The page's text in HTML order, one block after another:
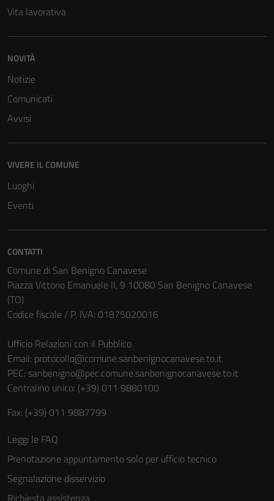
Vita lavorativa
NOVITÀ
Notizie
Comunicati
Avvisi
VIVERE IL COMUNE
Luoghi
Eventi
CONTATTI
Comune di San Benigno Canavese
Piazza Vittorio Emanuele II, 9 10080 San Benigno Canavese
(TO)
Codice fiscale / P. IVA: 01875020016
Ufficio Relazioni con il Pubblico
Email: protocollo@comune.sanbenignocanavese.to.it
PEC: sanbenigno@pec.comune.sanbenignocanavese.to.it
Centralino unico: (+39) 011 9880100
Fax: (+39) 011 9887799
Leggi le FAQ
Prenotazione appuntamento solo per ufficio tecnico
Segnalazione disservizio
Richiesta assistenza
Questi cookie